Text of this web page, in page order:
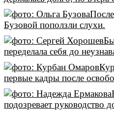
Бузовой поползли слухи.
переделала себя до
первые кадры после
подозревает руководство